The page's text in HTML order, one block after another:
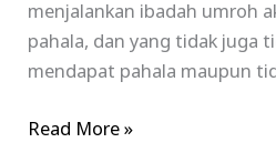
menjalankan ibadah umroh
pahala, dan yang tidak juga
mendapat pahala maupun
Read More »